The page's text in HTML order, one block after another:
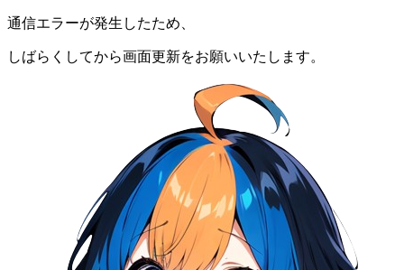
通信エラーが発生したため、
しばらくしてから画面更新をお願いいたします。